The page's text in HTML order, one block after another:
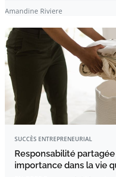
Amandine Riviere
SUCCÈS ENTREPRENEURIAL
Responsabilité
importance dans la vie